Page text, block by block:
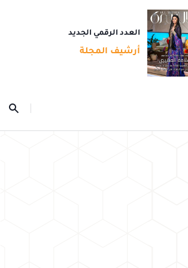
العدد الرقمي الجديد
أرشيف المجلة